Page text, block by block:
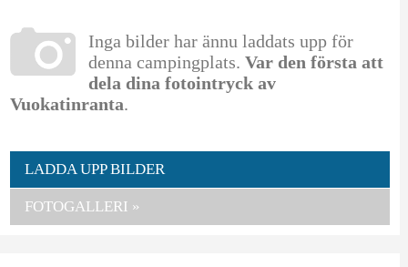
Inga bilder har ännu laddats upp för
denna campingplats. Var den första att
dela dina fotointryck av
Vuokatinranta.
LADDA UPP BILDER
FOTOGALLERI »